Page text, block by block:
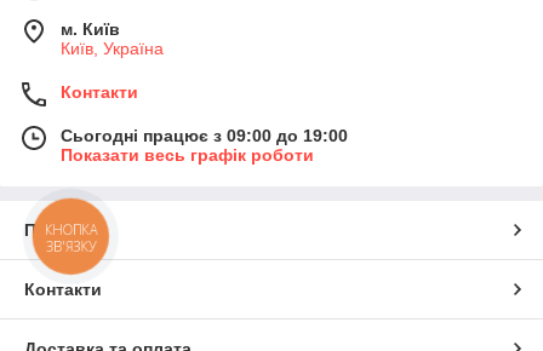
м. Київ
Київ, Україна
Контакти
Сьогодні працює з 09:00 до 19:00
Показати весь графік роботи
Про нас
Контакти
КНОПКА
ЗВ'ЯЗКУ